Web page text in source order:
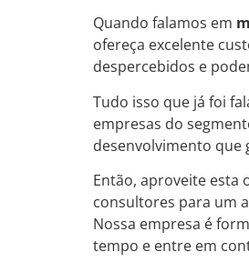
Quando falamos em
ofereça excelente
despercebidos e
Tudo isso que já foi
empresas do
desenvolvimento que
Então, aproveite esta
consultores para um
Nossa empresa é
tempo e entre em